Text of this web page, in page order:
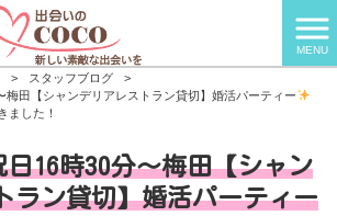
MENU
> スタッフブログ
>
梅田【シャンデリアレストラン貸切】婚活パーティー
ました！
16時30分〜梅田【シャン
ラン貸切】婚活パーティー